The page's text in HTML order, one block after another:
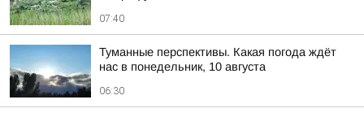
07:40
Туманные перспективы. Какая погода ждёт
нас в понедельник, 10 августа
06:30